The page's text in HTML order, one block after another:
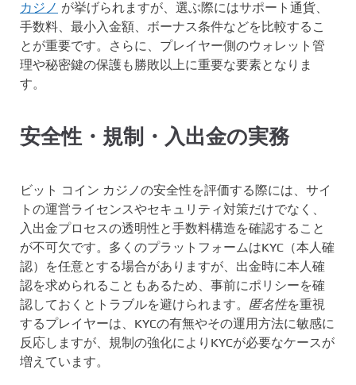
カジノ が挙げられますが、選ぶ際にはサポート通貨、
手数料、最小入金額、ボーナス条件などを比較するこ
とが重要です。さらに、プレイヤー側のウォレット管
理や秘密鍵の保護も勝敗以上に重要な要素となりま
す。
安全性・規制・入出金の実務
ビット コイン カジノの安全性を評価する際には、サイ
トの運営ライセンスやセキュリティ対策だけでなく、
入出金プロセスの透明性と手数料構造を確認すること
が不可欠です。多くのプラットフォームはKYC（本人確
認）を任意とする場合がありますが、出金時に本人確
認を求められることもあるため、事前にポリシーを確
認しておくとトラブルを避けられます。 匿名性を重視
するプレイヤーは、KYCの有無やその運用方法に敏感に
反応しますが、規制の強化によりKYCが必要なケースが
増えています。